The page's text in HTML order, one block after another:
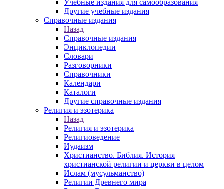
Учебные издания для самообразования
Другие учебные издания
Справочные издания
Назад
Справочные издания
Энциклопедии
Словари
Разговорники
Справочники
Календари
Каталоги
Другие справочные издания
Религия и эзотерика
Назад
Религия и эзотерика
Религиоведение
Иудаизм
Христианство. Библия. История
христианской религии и церкви в целом
Ислам (мусульманство)
Религии Древнего мира